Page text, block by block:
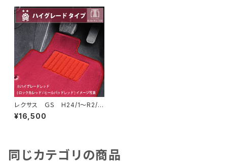
レクサス ＧＳ H24/1〜R2/7
10系 フロアマット一式 カ
ーマット ハイグレードタイプ
¥16,500
同じカテゴリの商品